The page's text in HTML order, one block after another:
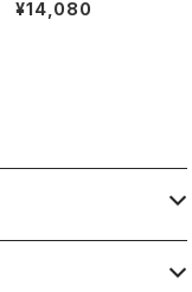
¥14,080